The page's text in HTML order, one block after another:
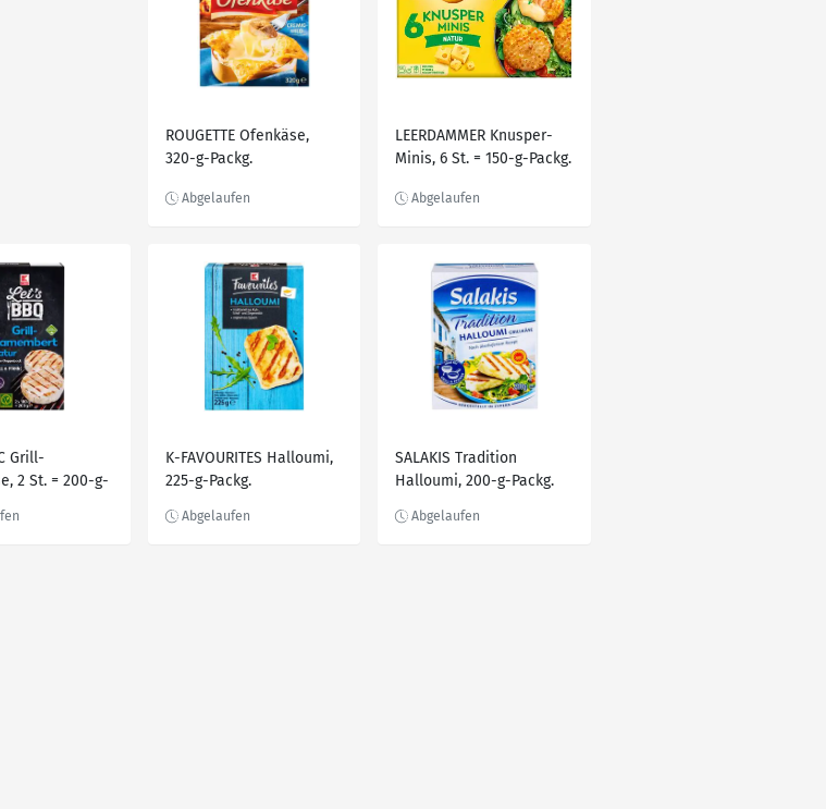
ROUGETTE Ofenkäse,
320-g-Packg.
LEERDAMMER Knusper-
Minis, 6 St. = 150-g-Packg.
Grill-
2 St. = 200-g-
K-FAVOURITES Halloumi,
225-g-Packg.
SALAKIS Tradition
Halloumi, 200-g-Packg.